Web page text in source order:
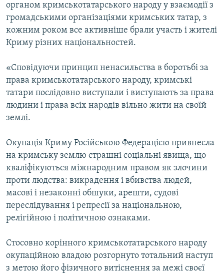
органом кримськотатарського народу у взаємодії з
громадськими організаціями кримських татар, з
кожним роком все активніше брали участь і жителі
Криму різних національностей.
«Сповідуючи принцип ненасильства в боротьбі за
права кримськотатарського народу, кримські
татари послідовно виступали і виступають за права
людини і права всіх народів вільно жити на своїй
землі.
Окупація Криму Російською Федерацією привнесла
на кримську землю страшні соціальні явища, що
кваліфікуються міжнародним правом як злочини
проти людства: викрадення і вбивства людей,
масові і незаконні обшуки, арешти, судові
переслідування і репресії за національною,
релігійною і політичною ознаками.
Стосовно корінного кримськотатарського народу
окупаційною владою розгорнуто тотальний наступ
з метою його фізичного витіснення за межі своєї